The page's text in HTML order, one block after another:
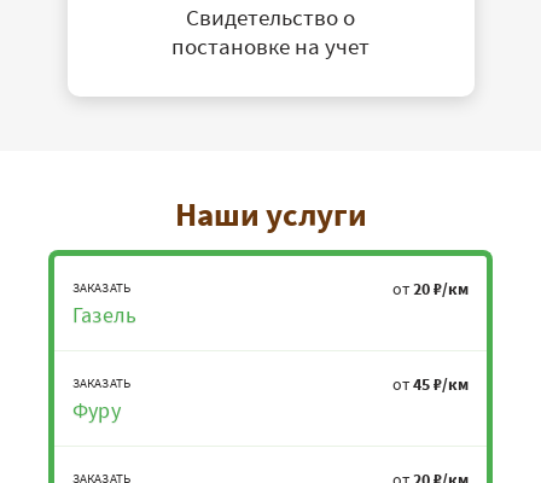
Свидетельство о
постановке на учет
Наши услуги
ЗАКАЗАТЬ
Газель
от20 ₽/км
ЗАКАЗАТЬ
Фуру
от45 ₽/км
ЗАКАЗАТЬ